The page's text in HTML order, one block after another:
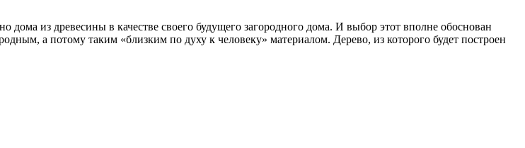
из древесины в качестве своего будущего загородного дома. И выбор этот вполне обоснован
а потому таким «близким по духу к человеку» материалом. Дерево, из которого будет построен